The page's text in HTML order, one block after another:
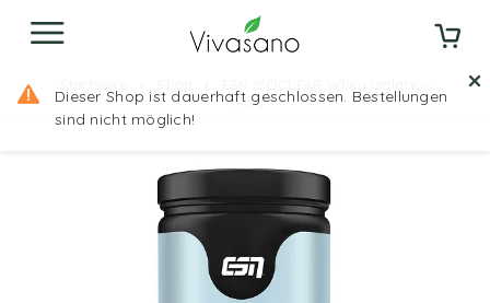
908g
Dieser Shop ist dauerhaft geschlossen. Bestellungen
sind nicht möglich!